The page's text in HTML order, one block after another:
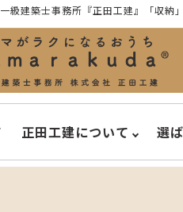
級建築士事務所『正田工建』「収納
正田工建について 選